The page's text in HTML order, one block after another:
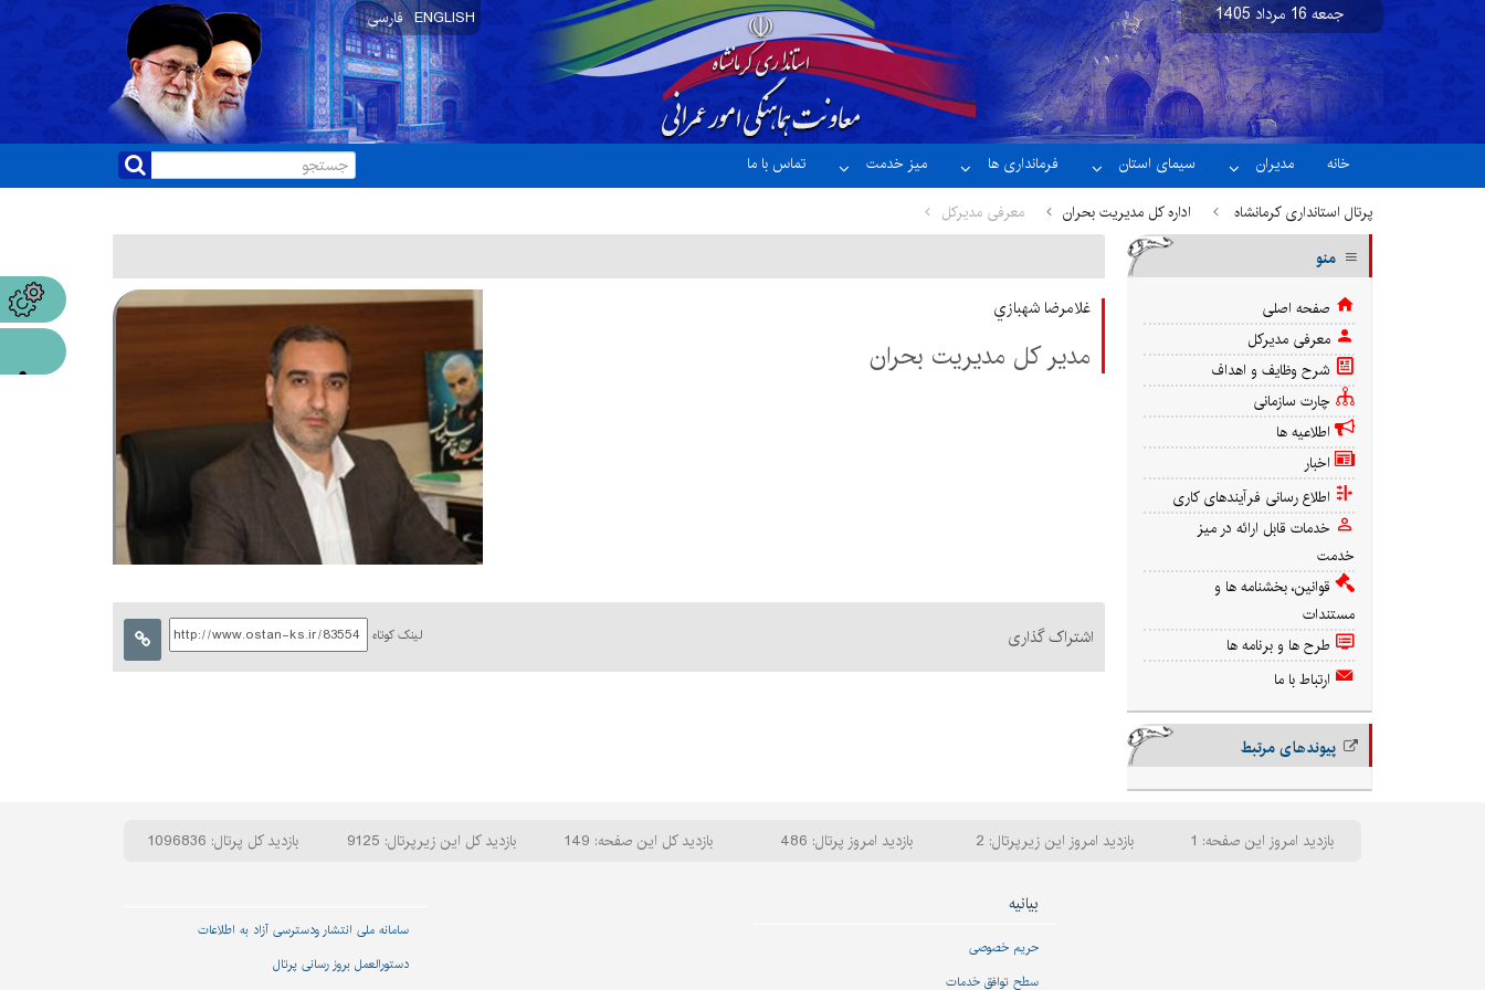
جمعه 16 مرداد 1405نسخه آزمایشی
خانه مدیران سیمای استان فرمانداری ها میز خدمت تماس با ما
فارسی ENGLISH
پرتال استانداری کرمانشاه اداره کل مدیریت بحران معرفی مدیرکل
غلامرضا شهبازي
مدير كل مديريت بحران
اشتراک گذاری لینک کوتاه
منو
صفحه اصلی
معرفی مدیرکل
شرح وظایف و اهداف
چارت سازمانی
اطلاعیه ها
اخبار
اطلاع رسانی فرآیندهای کاری
خدمات قابل ارائه در میز
خدمت
قوانین، بخشنامه ها و
مستندات
طرح ها و برنامه ها
ارتباط با ما
پیوندهای مرتبط
بازدید امروز این صفحه: 1 بازدید امروز این زیرپرتال: 2 بازدید امروز پرتال: 486 بازدید کل این صفحه: 149 بازدید کل این زیرپرتال: 9125 بازدید کل پرتال: 1096836
بیانیه
حریم خصوصی
سطح توافق خدمات
سامانه ملی انتشار و‌دسترسی آزاد به اطلاعات
دستورالعمل بروز رسانی پرتال